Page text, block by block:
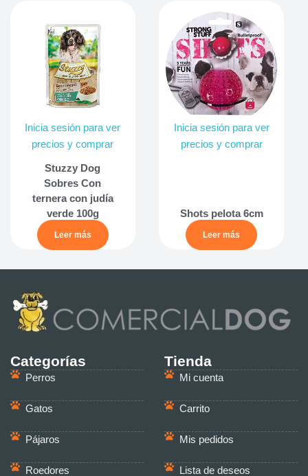
Inicia sesión para ver
precios y comprar
Stuzzy Dog
Sobres Con
ternera con judía
verde 100g
Leer más
Inicia sesión para ver
precios y comprar
Shots pelota 6cm
Leer más
Categorías
Perros
Gatos
Pájaros
Roedores
Tienda
Mi cuenta
Carrito
Mis pedidos
Lista de deseos